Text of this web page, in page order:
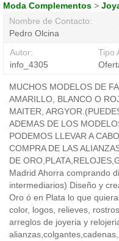
Moda Complementos >
Nombre de Contacto:
Pedro Olcina
Autor:
info_4305
Tipo
MUCHOS MODELOS DE
AMARILLO, BLANCO O
MAITER,
ADEMAS DE LOS
PODEMOS LLEVAR A
COMPRA DE LAS
DE
Madrid Ahorra comprando
intermediarios) Diseño y
Oro ó en Plata lo que
color, logos, relieves,
arreglos de joyeria y